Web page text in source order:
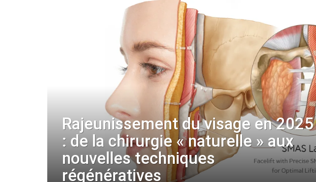
Rajeunissement du visage en 2025
: de la chirurgie « naturelle » aux
nouvelles techniques
régénératives